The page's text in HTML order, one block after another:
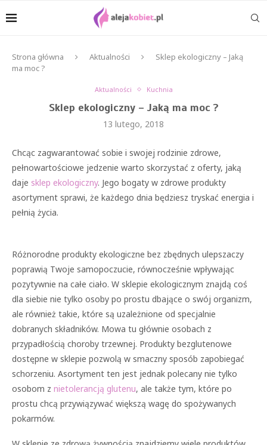
Strona główna Aktualności
Sklep ekologiczny – Jaką
ma moc ?
Aktualności Kuchnia
Sklep ekologiczny – Jaką ma moc ?
13 lutego, 2018
Chcąc zagwarantować sobie i swojej rodzinie zdrowe,
pełnowartościowe jedzenie warto skorzystać z oferty, jaką
daje sklep ekologiczny. Jego bogaty w zdrowe produkty
asortyment sprawi, że każdego dnia będziesz tryskać energia i
pełnią życia.
Różnorodne produkty ekologiczne bez zbędnych ulepszaczy
poprawią Twoje samopoczucie, równocześnie wpływając
pozytywnie na całe ciało. W sklepie ekologicznym znajdą coś
dla siebie nie tylko osoby po prostu dbające o swój organizm,
ale również takie, które są uzależnione od specjalnie
dobranych składników. Mowa tu głównie osobach z
przypadłością choroby trzewnej. Produkty bezglutenowe
dostępne w sklepie pozwolą w smaczny sposób zapobiegać
schorzeniu. Asortyment ten jest jednak polecany nie tylko
osobom z nietolerancją glutenu, ale także tym, które po
prostu chcą przywiązywać większą wagę do spożywanych
pokarmów.